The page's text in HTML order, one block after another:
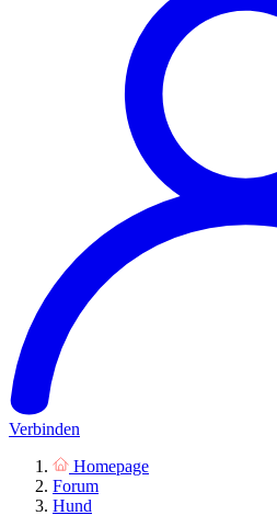
Verbinden
Homepage
Forum
Hund